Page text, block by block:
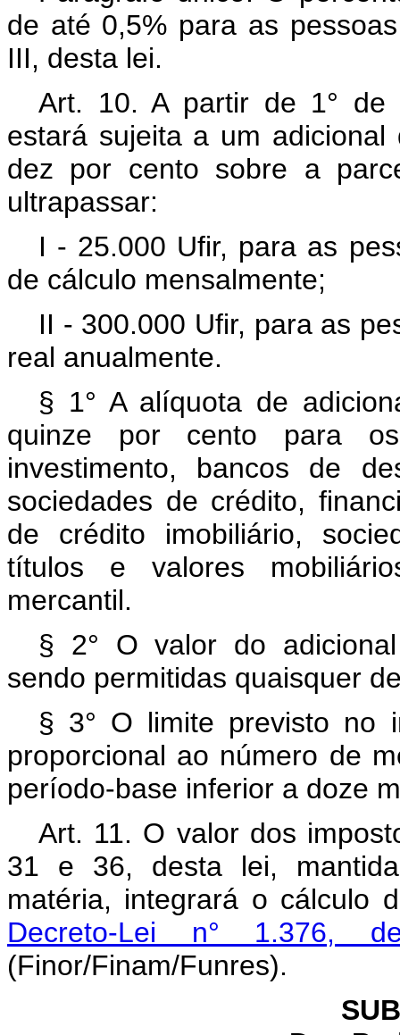
de até 0,5% para as
III, desta lei.
Art. 10. A partir de 1° de
estará sujeita a um
dez por cento sobre a
ultrapassar:
I - 25.000 Ufir, para as
de cálculo mensalmente;
II - 300.000 Ufir, para as
real anualmente.
§ 1° A alíquota de
quinze por cento para
investimento, bancos de
sociedades de crédito,
de crédito imobiliário,
títulos e valores
mercantil.
§ 2° O valor do
sendo permitidas quaisquer
§ 3° O limite previsto no
proporcional ao número de
período-base inferior a doze
Art. 11. O valor dos
31 e 36, desta lei,
matéria, integrará o cálculo
Decreto-Lei n° 1.376,
(Finor/Finam/Funres).